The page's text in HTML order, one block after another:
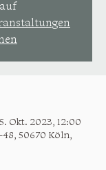
Okt. 2023, 12:00
50670 Köln,